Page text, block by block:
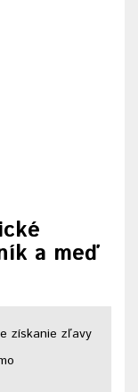
a meď
získanie zľavy